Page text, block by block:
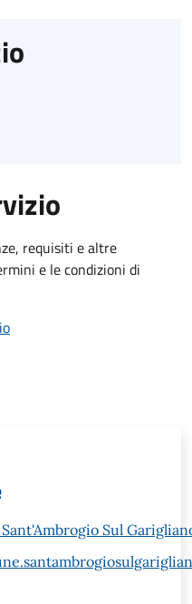
requisiti e altre
e le condizioni di
Sul